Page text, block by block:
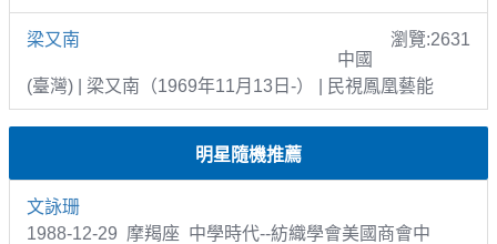
梁又南
瀏覽:2631
中國
(臺灣) | 梁又南（1969年11月13日-） | 民視鳳凰藝能
明星隨機推薦
文詠珊
1988-12-29 摩羯座 中學時代--紡織學會美國商會中